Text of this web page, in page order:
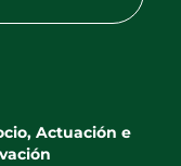
Actuación e